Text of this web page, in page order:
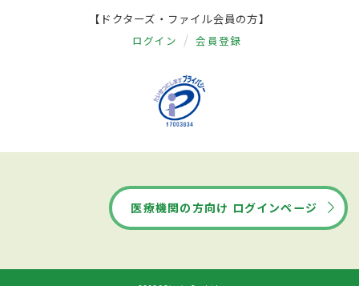
【ドクターズ・ファイル会員の方】
ログイン 会員登録
医療機関の方向け ログインページ